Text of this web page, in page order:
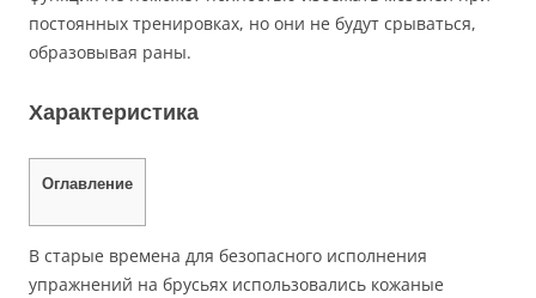
постоянных тренировках, но они не будут срываться,
образовывая раны.
Характеристика
Оглавление
В старые времена для безопасного исполнения
упражнений на брусьях использовались кожаные